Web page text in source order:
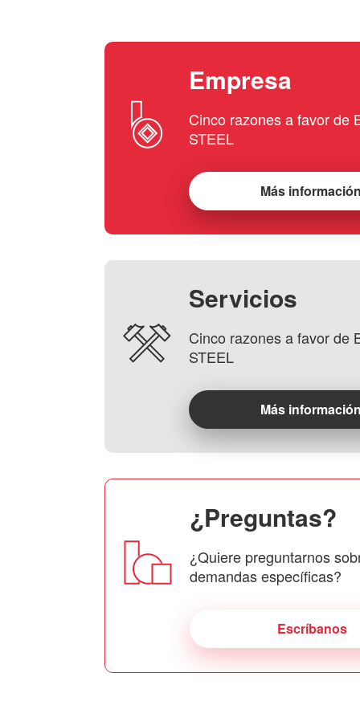
Empresa
Cinco razones a favor de
STEEL
Más
Servicios
Cinco razones a favor de
STEEL
Más
¿Preguntas?
¿Quiere preguntarnos
demandas específicas?
Escríbanos